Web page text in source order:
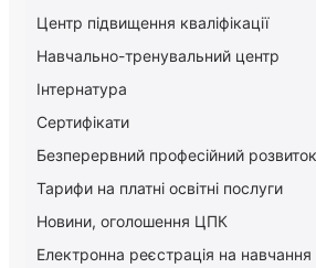
Центр підвищення кваліфікації
Навчально-тренувальний центр
Інтернатура
Сертифікати
Безперервний професійний розвиток
Тарифи на платні освітні послуги
Новини, оголошення ЦПК
Електронна реєстрація на навчання